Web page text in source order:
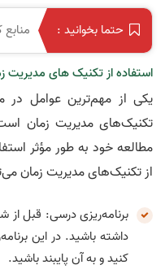
حتما بخوانید : منابع
استفاده از تکنیک های مدیریت
یکی از مهم‌ترین عوامل در
تکنیک‌های مدیریت زمان
مطالعه خود به طور مؤثر
از تکنیک‌های مدیریت زمان
برنامه‌ریزی درسی: قبل از
داشته باشید. در این
کنید و به آن پایبند باشید.